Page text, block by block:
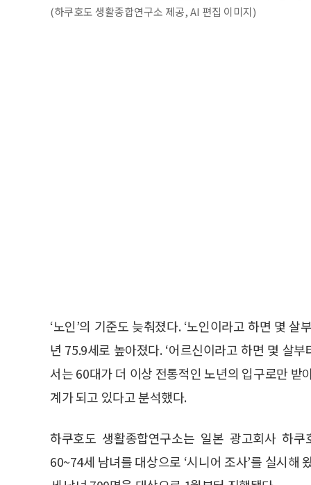
(하쿠호도 생활종합연구소 제공, AI 편집 이미지)
‘노인’의 기준도 늦춰졌다. ‘노인이라고 하면 몇
년 75.9세로 높아졌다. ‘어르신이라고 하면 몇 살
서는 60대가 더 이상 전통적인 노년의 입구로만 받
계가 되고 있다고 분석했다.
하쿠호도 생활종합연구소는 일본 광고회사 하
60~74세 남녀를 대상으로 ‘시니어 조사’를 실시